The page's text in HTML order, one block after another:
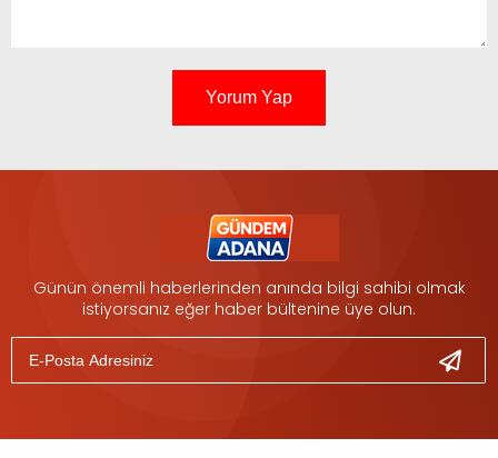
Yorum Yap
Günün önemli haberlerinden anında bilgi sahibi olmak
istiyorsanız eğer haber bültenine üye olun.